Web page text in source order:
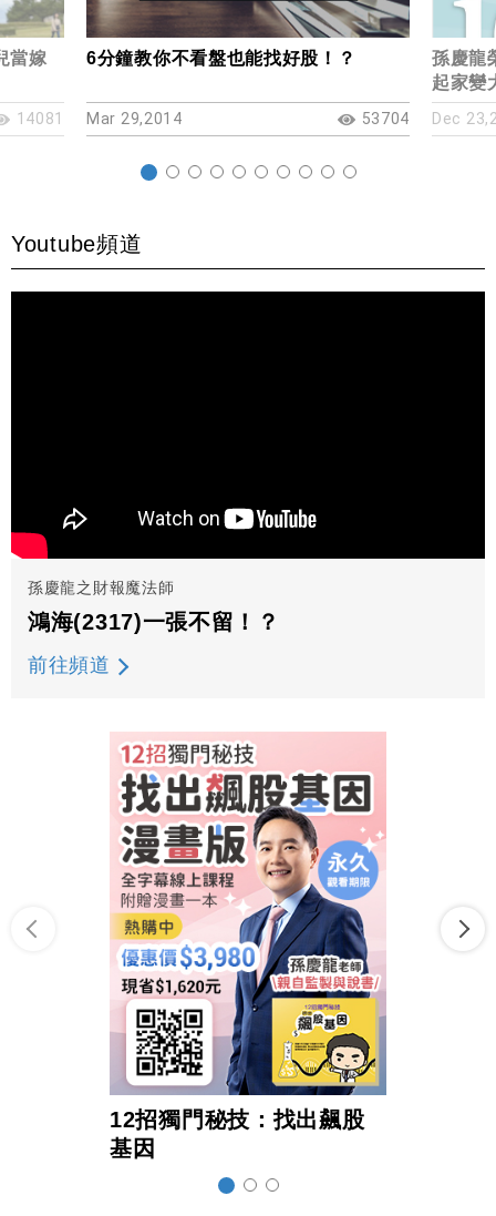
當嫁
14081
6分鐘教你不看盤也能找好股！？
Mar 29,2014 53704
孫慶龍
起家變
Dec
Youtube頻道
孫慶龍之財報魔法師
鴻海(2317)一張不留！？
前往頻道
12招獨門秘技：找出飆股
基因